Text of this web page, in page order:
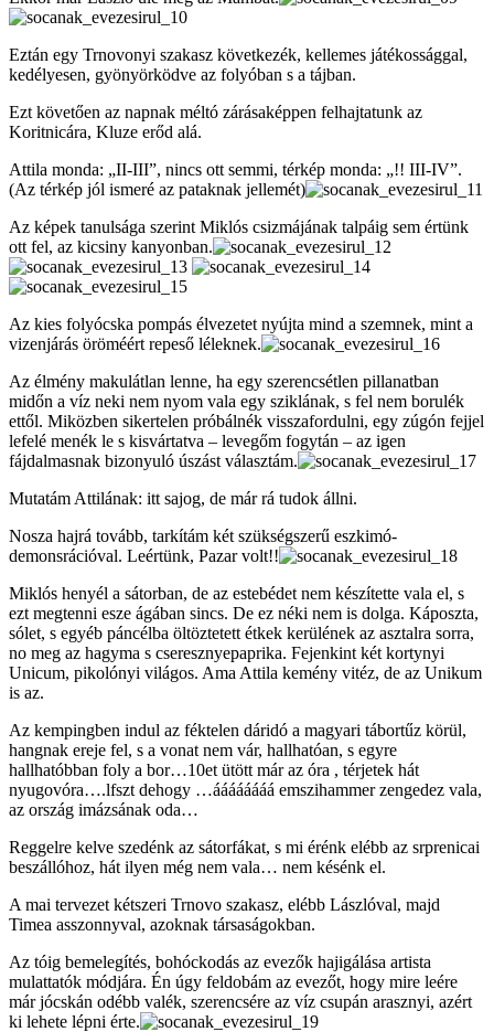
Eztán egy Trnovonyi szakasz következék, kellemes játékossággal,
kedélyesen, gyönyörködve az folyóban s a tájban.
Ezt követően az napnak méltó zárásaképpen felhajtatunk az
Koritnicára, Kluze erőd alá.
Attila monda: „II-III”, nincs ott semmi, térkép monda: „!! III-IV”.
(Az térkép jól ismeré az pataknak jellemét)
Az képek tanulsága szerint Miklós csizmájának talpáig sem értünk
ott fel, az kicsiny kanyonban.
Az kies folyócska pompás élvezetet nyújta mind a szemnek, mint a
vizenjárás öröméért repeső léleknek.
Az élmény makulátlan lenne, ha egy szerencsétlen pillanatban
midőn a víz neki nem nyom vala egy sziklának, s fel nem borulék
ettől. Miközben sikertelen próbálnék visszafordulni, egy zúgón fejjel
lefelé menék le s kisvártatva – levegőm fogytán – az igen
fájdalmasnak bizonyuló úszást választám.
Mutatám Attilának: itt sajog, de már rá tudok állni.
Nosza hajrá tovább, tarkítám két szükségszerű eszkimó-
demonsrációval. Leértünk, Pazar volt!!
Miklós henyél a sátorban, de az estebédet nem készítette vala el, s
ezt megtenni esze ágában sincs. De ez néki nem is dolga. Káposzta,
sólet, s egyéb páncélba öltöztetett étkek kerülének az asztalra sorra,
no meg az hagyma s cseresznyepaprika. Fejenkint két kortynyi
Unicum, pikolónyi világos. Ama Attila kemény vitéz, de az Unikum
is az.
Az kempingben indul az féktelen dáridó a magyari tábortűz körül,
hangnak ereje fel, s a vonat nem vár, hallhatóan, s egyre
hallhatóbban foly a bor…10et ütött már az óra , térjetek hát
nyugovóra….lfszt dehogy …áááááááá emszihammer zengedez vala,
az ország imázsának oda…
Reggelre kelve szedénk az sátorfákat, s mi érénk elébb az srprenicai
beszállóhoz, hát ilyen még nem vala… nem késénk el.
A mai tervezet kétszeri Trnovo szakasz, elébb Lászlóval, majd
Timea asszonnyval, azoknak társaságokban.
Az tóig bemelegítés, bohóckodás az evezők hajigálása artista
mulattatók módjára. Én úgy feldobám az evezőt, hogy mire leére
már jócskán odébb valék, szerencsére az víz csupán arasznyi, azért
ki lehete lépni érte.